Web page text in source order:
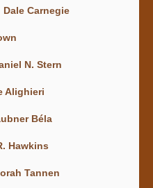
Dale Carnegie
N. Stern
Alighieri
Béla
Hawkins
Tannen